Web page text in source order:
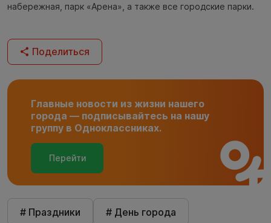
набережная, парк «Арена», а также все городские парки.
Поделиться
Главные новости из жизни нашего
города — подписывайтесь на нашу
группу в Одноклассниках.
Перейти
# Праздники # День города